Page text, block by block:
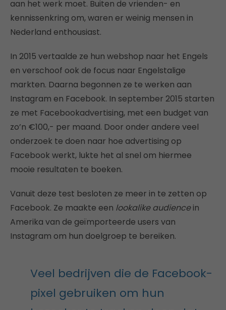
aan het werk moet. Buiten de vrienden- en
kennissenkring om, waren er weinig mensen in
Nederland enthousiast.
In 2015 vertaalde ze hun webshop naar het Engels
en verschoof ook de focus naar Engelstalige
markten. Daarna begonnen ze te werken aan
Instagram en Facebook. In september 2015 starten
ze met Facebookadvertising, met een budget van
zo’n €100,- per maand. Door onder andere veel
onderzoek te doen naar hoe advertising op
Facebook werkt, lukte het al snel om hiermee
mooie resultaten te boeken.
Vanuit deze test besloten ze meer in te zetten op
Facebook. Ze maakte een lookalike audiencein
Amerika van de geïmporteerde users van
Instagram om hun doelgroep te bereiken.
Veel bedrijven die de Facebook-
pixel gebruiken om hun